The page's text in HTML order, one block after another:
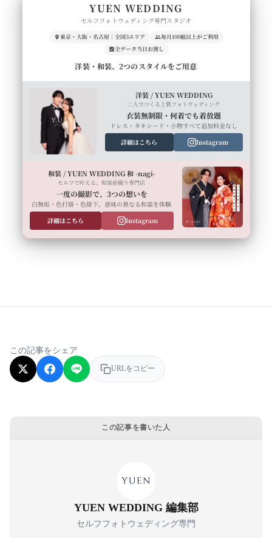
YUEN WEDDING
セルフフォトウェディング専門スタジオ
東京・大阪・名古屋｜全国3エリア
毎月100組以上がご利用
全データ当日お渡し
洋装・和装、2つのスタイルをご用意
洋装 / YUEN WEDDING
二人でつくる上質フォトウェディング
衣装無制限・何着でも着放題
ドレス・タキシード・小物すべて追加料金なし
詳細はこちら
Instagram
和装 / YUEN WEDDING 和 -nagi-
セルフで叶える、和装前撮り専門店
一度の撮影で、3つの想いを
白無垢・色打掛・色掛下、意味の異なる和装を体験
詳細はこちら
Instagram
この記事をシェア
URLをコピー
この記事を書いた人
YUEN WEDDING 編集部
セルフフォトウェディング専門